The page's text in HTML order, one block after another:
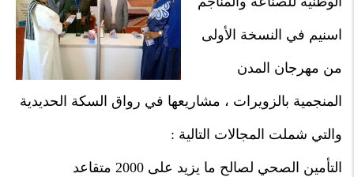
اسنيم في النسخة الأولى
من مهرجان المدن
المنجمية بالزويرات ، مشاريعها في رواق السكة الحديدية
والتي شملت المجالات التالية :
التأمين الصحي لصالح ما يزيد على 2000 متقاعد